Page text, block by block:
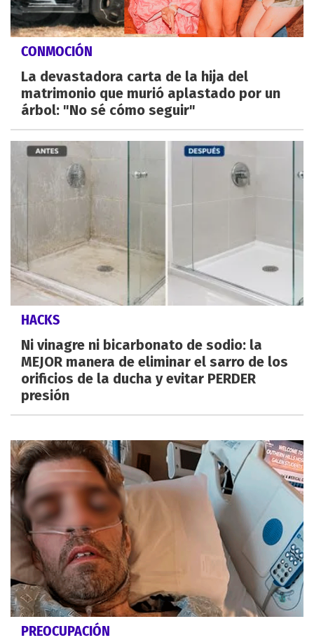
CONMOCIÓN
La devastadora carta de la hija del
matrimonio que murió aplastado por un
árbol: "No sé cómo seguir"
HACKS
Ni vinagre ni bicarbonato de sodio: la
MEJOR manera de eliminar el sarro de los
orificios de la ducha y evitar PERDER
presión
PREOCUPACIÓN